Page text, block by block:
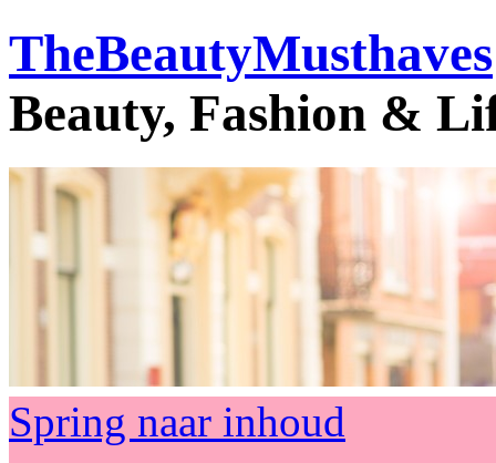
TheBeautyMusthaves
Beauty, Fashion &
Spring naar inhoud